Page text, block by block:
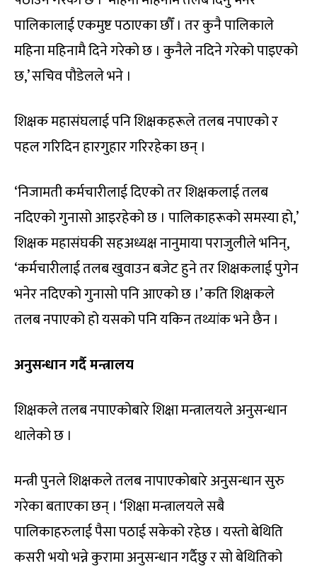
पालिकालाई एकमुष्ट पठाएका छौँ । तर कुनै पालिकाले
महिना महिनामै दिने गरेको छ । कुनैले नदिने गरेको पाइएको
छ,’ सचिव पौडेलले भने ।
शिक्षक महासंघलाई पनि शिक्षकहरूले तलब नपाएको र
पहल गरिदिन हारगुहार गरिरहेका छन् ।
‘निजामती कर्मचारीलाई दिएको तर शिक्षकलाई तलब
नदिएको गुनासो आइरहेको छ । पालिकाहरूको समस्या हो,’
शिक्षक महासंघकी सहअध्यक्ष नानुमाया पराजुलीले भनिन्,
‘कर्मचारीलाई तलब खुवाउन बजेट हुने तर शिक्षकलाई पुगेन
भनेर नदिएको गुनासो पनि आएको छ ।’ कति शिक्षकले
तलब नपाएको हो यसको पनि यकिन तथ्यांक भने छैन ।
अनुसन्धान गर्दै मन्त्रालय
शिक्षकले तलब नपाएकोबारे शिक्षा मन्त्रालयले अनुसन्धान
थालेको छ ।
मन्त्री पुनले शिक्षकले तलब नापाएकोबारे अनुसन्धान सुरु
गरेका बताएका छन् । ‘शिक्षा मन्त्रालयले सबै
पालिकाहरुलाई पैसा पठाई सकेको रहेछ । यस्तो बेथिति
कसरी भयो भन्ने कुरामा अनुसन्धान गर्दैछु र सो बेथितिको